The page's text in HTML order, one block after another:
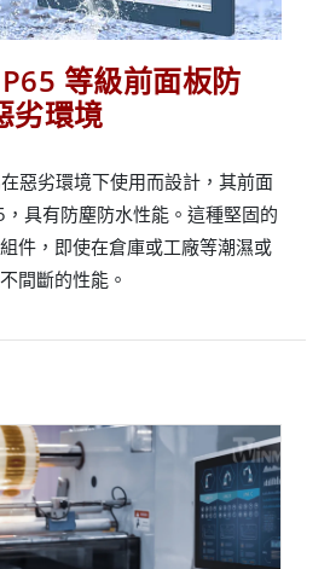
等級前面板防
劣環境
惡劣環境下使用而設計，其前面
具有防塵防水性能。這種堅固的
件，即使在倉庫或工廠等潮濕或
間斷的性能。